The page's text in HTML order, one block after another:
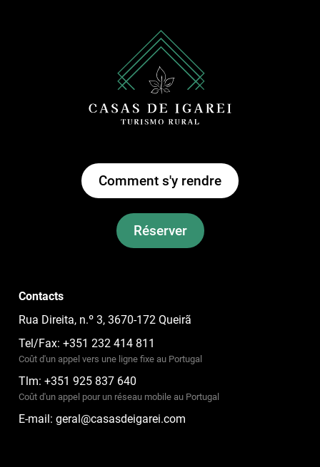
Comment s'y rendre
Réserver
Contacts
Rua Direita, n.º 3, 3670-172 Queirã
Tel/Fax: +351 232 414 811
Coût d'un appel vers une ligne fixe au Portugal
Tlm: +351 925 837 640
Coût d'un appel pour un réseau mobile au Portugal
E-mail:geral@casasdeigarei.com